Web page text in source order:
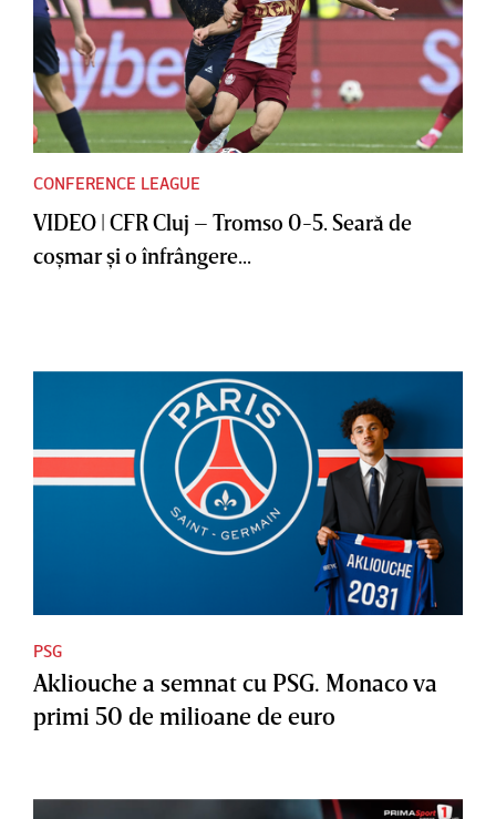
CONFERENCE LEAGUE
VIDEO | CFR Cluj – Tromso 0-5. Seară de
coşmar şi o înfrângere...
PSG
Akliouche a semnat cu PSG. Monaco va
primi 50 de milioane de euro